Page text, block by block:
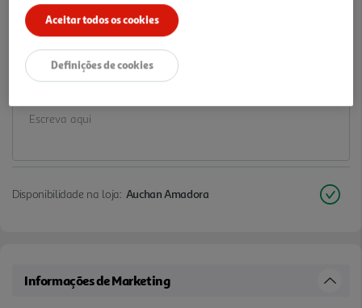
4,19 €
Notas de preparação
Disponibilidade na loja: Auchan Amadora
Informações de Marketing
Aceitar todos os cookies
Definições de cookies